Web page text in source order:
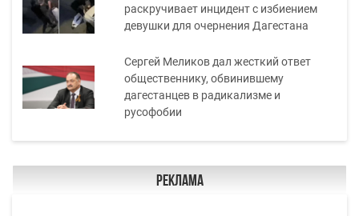
раскручивает инцидент с избиением
девушки для очернения Дагестана
Сергей Меликов дал жесткий ответ
общественнику, обвинившему
дагестанцев в радикализме и
русофобии
Реклама